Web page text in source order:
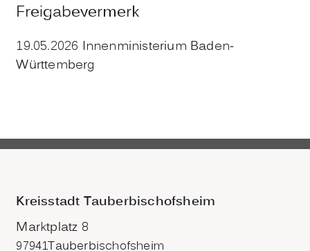
Freigabevermerk
19.05.2026 Innenministerium Baden-
Württemberg
Kreisstadt Tauberbischofsheim
Marktplatz 8
97941Tauberbischofsheim